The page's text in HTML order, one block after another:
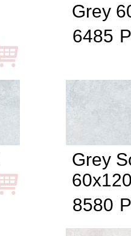
Grey
6485
Grey
8580